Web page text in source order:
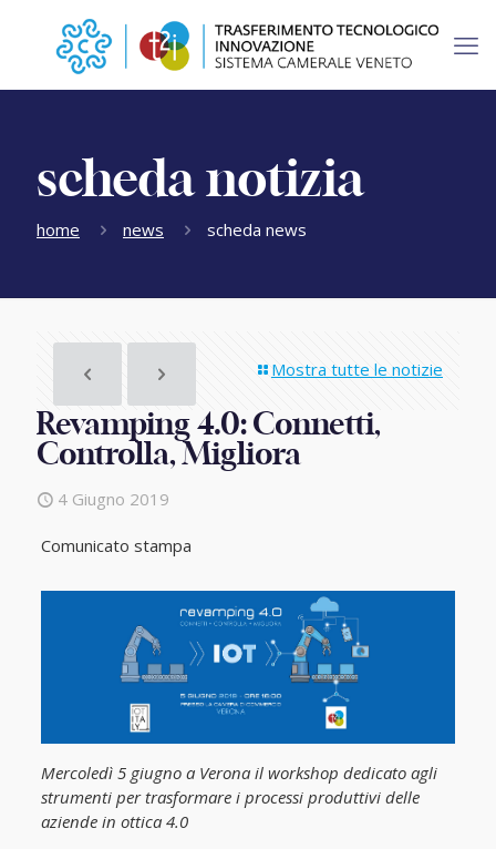
scheda notizia
home news scheda news
Mostra tutte le notizie
Revamping 4.0: Connetti,
Controlla, Migliora
4 Giugno 2019
Comunicato stampa
Mercoledì 5 giugno a Verona il workshop dedicato agli
strumenti per trasformare i processi produttivi delle
aziende in ottica 4.0